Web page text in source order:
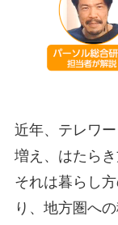
近年、テレワ
増え、はたら
それは暮らし
り、地方圏へ